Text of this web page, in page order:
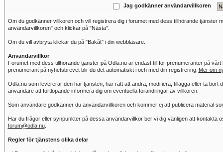
Jag godkänner användarvillkoren
Om du godkänner villkoren och vill registrera dig i forumet med dess tillhörande tjänster
användarvillkoren" och klickar på "Nästa".
Om du vill avbryta klickar du på "Bakåt" i din webbläsare.
Användarvillkor
Forumet med dess tillhörande tjänster på Odla.nu är endast till för prenumeranter på
prenumerant på nyhetsbrevet blir du det automatiskt i och med din registrering. Mer om
Odla.nu som levererar den här tjänsten, har rätt att ändra, modifiera, tillägga eller ta bort
användare att fortlöpande informera dig om eventuella förändringar av villkoren.
Som användare godkänner du användarvillkoren och kommer ej att publicera material
Har du frågor eller synpunkter på dessa användarvillkor ber vi dig vänligen att kontakta
forum@odla.nu.
Regler för tjänstens olika delar